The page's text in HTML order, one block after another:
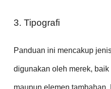
3. Tipografi
Panduan ini mencakup
digunakan oleh merek,
maupun elemen tambahan.